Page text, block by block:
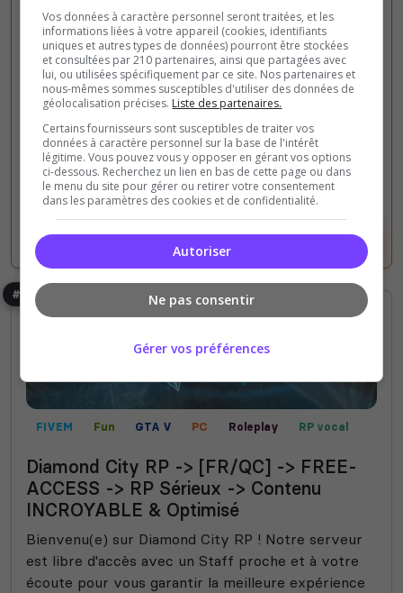
Entre pouvoir, influence et survie, écrivez votre
histoire dans un monde où la frontière entre réalité
et illusion s'efface peu à peu.
50 44
(6)
8/128Joueurs
#4
FIVEM Fun GTA V PC Roleplay
RP vocal
Champ de bataille
PVP Mini-jeux
Diamond City RP -> [FR/QC] -> FREE-
ACCESS -> RP Sérieux -> Contenu
INCROYABLE & Optimisé
Bienvenu(e) sur Diamond City RP ! Notre serveur
est libre d'accès avec un Staff proche et à votre
écoute pour vous garantir la meilleure expérience
Vos données à caractère personnel seront traitées, et les
informations liées à votre appareil (cookies, identifiants
uniques et autres types de données) pourront être stockées
et consultées par 210 partenaires, ainsi que partagées avec
lui, ou utilisées spécifiquement par ce site. Nos partenaires et
nous-mêmes sommes susceptibles d'utiliser des données de
géolocalisation précises. Liste des partenaires.
Certains fournisseurs sont susceptibles de traiter vos
données à caractère personnel sur la base de l'intérêt
légitime. Vous pouvez vous y opposer en gérant vos options
ci-dessous. Recherchez un lien en bas de cette page ou dans
le menu du site pour gérer ou retirer votre consentement
dans les paramètres des cookies et de confidentialité.
Autoriser
Ne pas consentir
Gérer vos préférences